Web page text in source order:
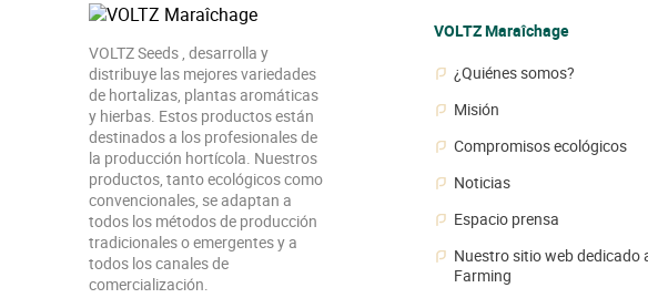
VOLTZ Maraîchage
VOLTZ Seeds , desarrolla y
distribuye las mejores variedades
de hortalizas, plantas aromáticas
y hierbas. Estos productos están
destinados a los profesionales de
la producción hortícola. Nuestros
productos, tanto ecológicos como
convencionales, se adaptan a
todos los métodos de producción
tradicionales o emergentes y a
todos los canales de
comercialización.
VOLTZ Maraîchage
¿Quiénes somos?
Misión
Compromisos ecológicos
Noticias
Espacio prensa
Nuestro sitio web dedicado
Farming